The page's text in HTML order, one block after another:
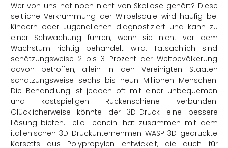
Wer von uns hat noch nicht von Skoliose gehört? Diese
seitliche Verkrümmung der Wirbelsäule wird häufig bei
Kindern oder Jugendlichen diagnostiziert und kann zu
einer Schwächung führen, wenn sie nicht vor dem
Wachstum richtig behandelt wird. Tatsächlich sind
schätzungsweise 2 bis 3 Prozent der Weltbevölkerung
davon betroffen, allein in den Vereinigten Staaten
schätzungsweise sechs bis neun Millionen Menschen.
Die Behandlung ist jedoch oft mit einer unbequemen
und kostspieligen Rückenschiene verbunden.
Glücklicherweise könnte der 3D-Druck eine bessere
Lösung bieten. Lelio Leoncini hat zusammen mit dem
italienischen 3D-Druckunternehmen WASP 3D-gedruckte
Korsetts aus Polypropylen entwickelt, die auch für